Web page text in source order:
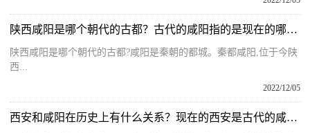
陕西咸阳是哪个朝代的古都？古代的咸阳指的是现在的哪座城市？
陕西咸阳是哪个朝代的古都?咸阳是秦朝的都城。秦都咸阳,位于今陕
西...
2022/12/05
西安和咸阳在历史上有什么关系？现在的西安是古代的咸阳吗为什么？